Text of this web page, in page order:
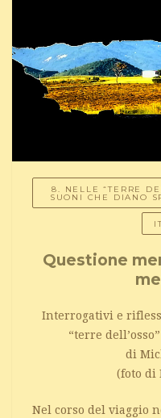
8. NELLE “TERRE
SUONI CHE DIANO
Questione
Interrogativi e
“terre
di
(foto di
Nel corso del viaggio